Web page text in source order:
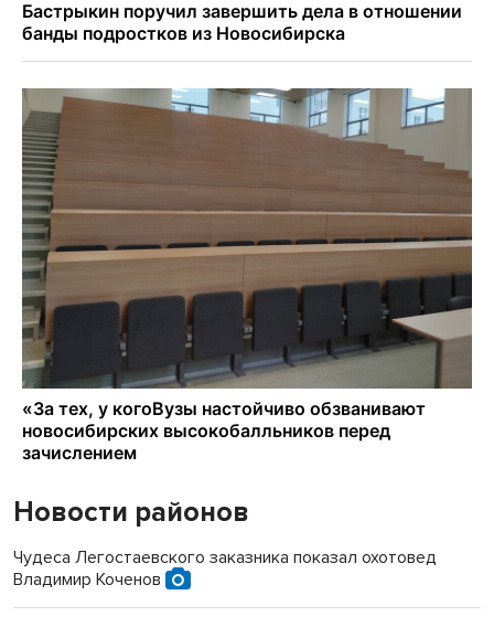
Новости районов
Чудеса Легостаевского заказника показал охотовед
Владимир Коченов